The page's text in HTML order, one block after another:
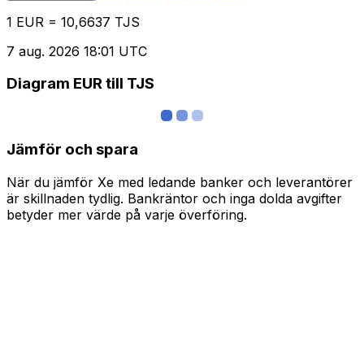
1 EUR = 10,6637 TJS
7 aug. 2026 18:01 UTC
Diagram EUR till TJS
Jämför och spara
När du jämför Xe med ledande banker och leverantörer
är skillnaden tydlig. Bankräntor och inga dolda avgifter
betyder mer värde på varje överföring.